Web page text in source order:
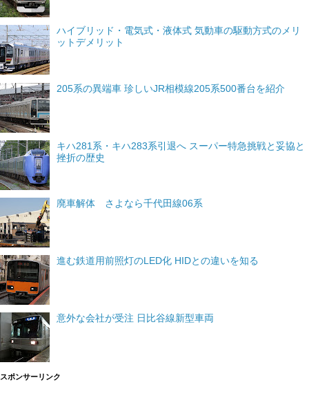
ハイブリッド・電気式・液体式 気動車の駆動方式のメリ
ットデメリット
205系の異端車 珍しいJR相模線205系500番台を紹介
キハ281系・キハ283系引退へ スーパー特急挑戦と妥協と
挫折の歴史
廃車解体 さよなら千代田線06系
進む鉄道用前照灯のLED化 HIDとの違いを知る
意外な会社が受注 日比谷線新型車両
スポンサーリンク